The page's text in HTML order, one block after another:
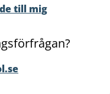
till mig